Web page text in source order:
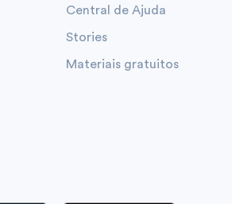
Central de Ajuda
Stories
Materiais gratuitos